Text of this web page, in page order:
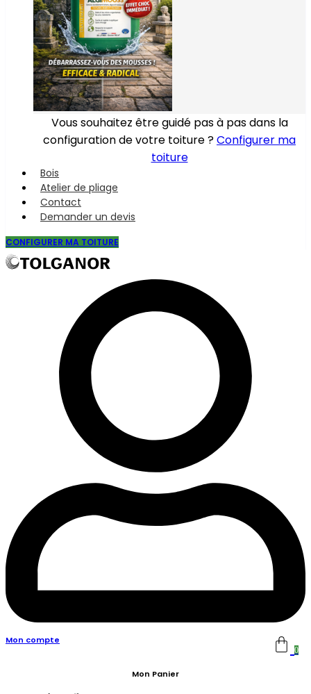
Vous souhaitez être guidé pas à pas dans la
configuration de votre toiture ?Configurer ma
toiture
Bois
Atelier de pliage
Contact
Demander un devis
CONFIGURER MA TOITURE
Mon compte
0
Mon Panier